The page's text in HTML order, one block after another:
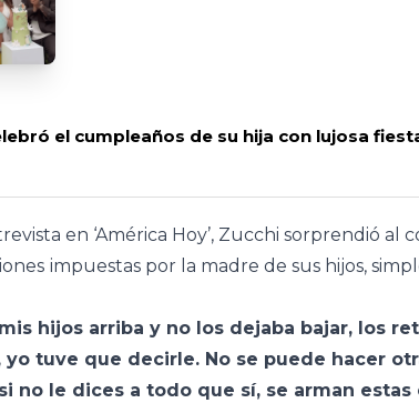
el cumpleaños de su hija con lujosa
en ‘América Hoy’, Zucchi sorprendió al
impuestas por la madre de sus hijos,
hijos arriba y no los dejaba bajar, los
yo tuve que decirle. No se puede hacer
no le dices a todo que sí, se arman estas